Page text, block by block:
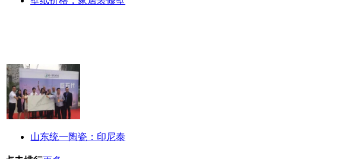
山东统一陶瓷：印尼泰